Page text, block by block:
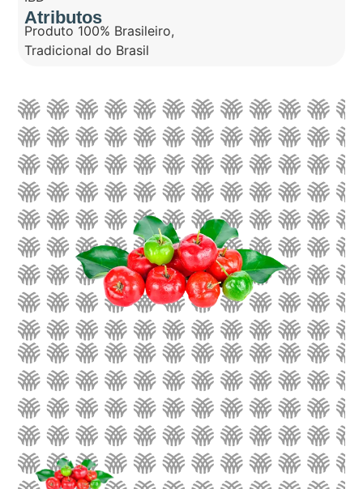
Atributos
Produto 100% Brasileiro,
Tradicional do Brasil